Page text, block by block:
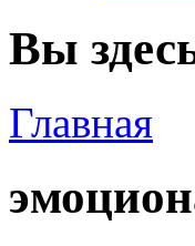
Вы
Главная